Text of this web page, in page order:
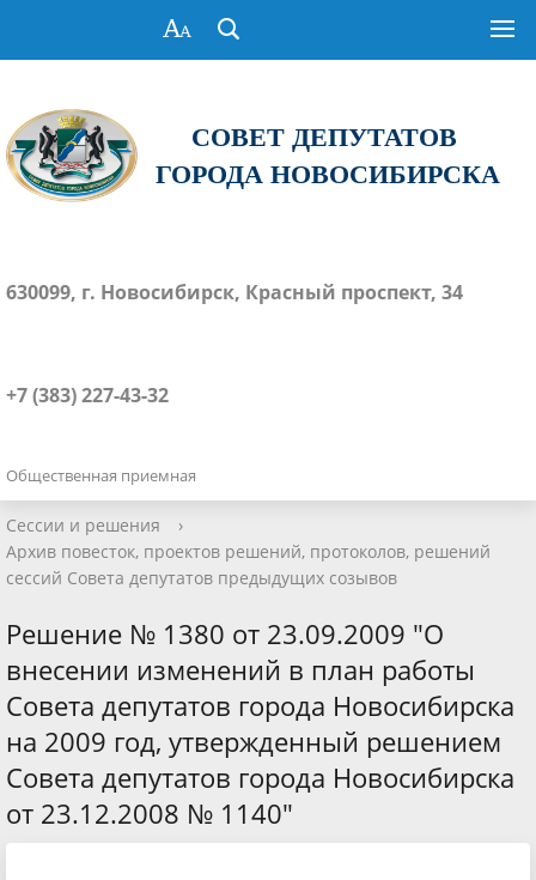
СОВЕТ ДЕПУТАТОВ
ГОРОДА НОВОСИБИРСКА
630099, г. Новосибирск, Красный проспект, 34
+7 (383) 227-43-32
Общественная приемная
Сессии и решения
›
Архив повесток, проектов решений, протоколов, решений
сессий Совета депутатов предыдущих созывов
Решение № 1380 от 23.09.2009 "О
внесении изменений в план работы
Совета депутатов города Новосибирска
на 2009 год, утвержденный решением
Совета депутатов города Новосибирска
от 23.12.2008 № 1140"